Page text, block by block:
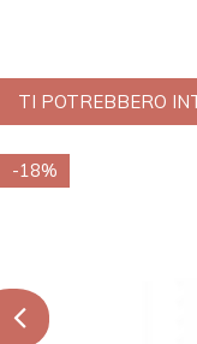
TI POTREBBERO
-18%